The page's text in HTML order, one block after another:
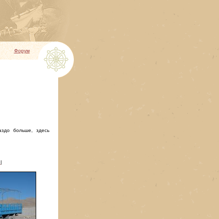
Форум
больше, здесь
|